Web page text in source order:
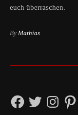
euch überraschen.
By Mathias
FacebookTwitterInstagram